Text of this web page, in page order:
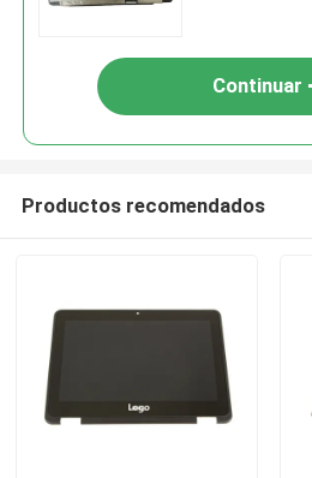
Continuar
Productos recomendados